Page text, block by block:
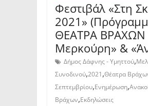
Φεστιβάλ «Στη
2021»
ΘΕΑΤΡΑ ΒΡΑΧΩΝ
Μερκούρη» &
Δήμος Δάφνης - Υμηττού,
Συνοδινού,2021,Θέατρα
Σεπτεμβρίου,Ενημέρωση,
Βράχων,Εκδηλώσεις